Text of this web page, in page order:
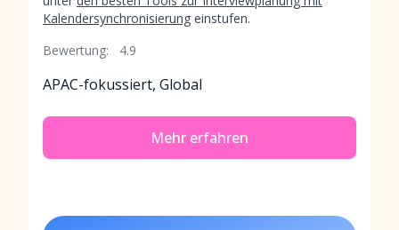
Kalendersynchronisierung einstufen.
Bewertung:
4.9
APAC-fokussiert, Global
Mehr erfahren